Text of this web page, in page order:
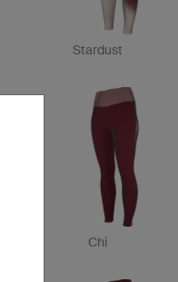
Stardust
Chi